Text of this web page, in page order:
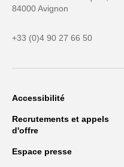
84000 Avignon
+33 (0)4 90 27 66 50
Accessibilité
Recrutements et appels
d'offre
Espace presse